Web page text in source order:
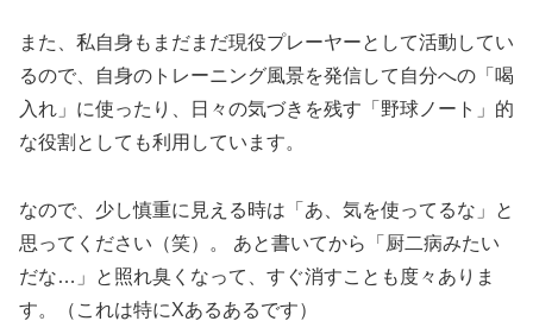
また、私自身もまだまだ現役プレーヤーとして活動してい
るので、自身のトレーニング風景を発信して自分への「喝
入れ」に使ったり、日々の気づきを残す「野球ノート」的
な役割としても利用しています。
なので、少し慎重に見える時は「あ、気を使ってるな」と
思ってください（笑）。 あと書いてから「厨二病みたい
だな…」と照れ臭くなって、すぐ消すことも度々ありま
す。（これは特にXあるあるです）